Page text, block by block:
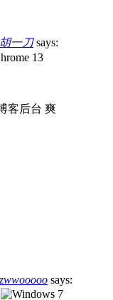
胡一刀 says:
客后台 爽
zwwooooo says: